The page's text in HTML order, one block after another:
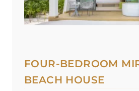
FOUR-BEDROOM
BEACH HOUSE